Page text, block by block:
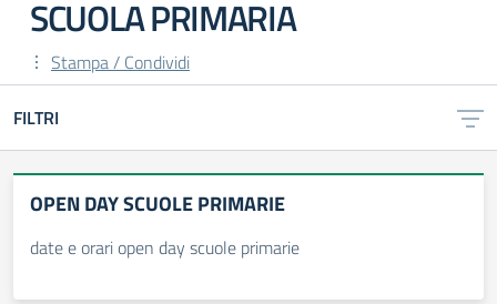
SCUOLA PRIMARIA
Stampa / Condividi
FILTRI
OPEN DAY SCUOLE PRIMARIE
date e orari open day scuole primarie